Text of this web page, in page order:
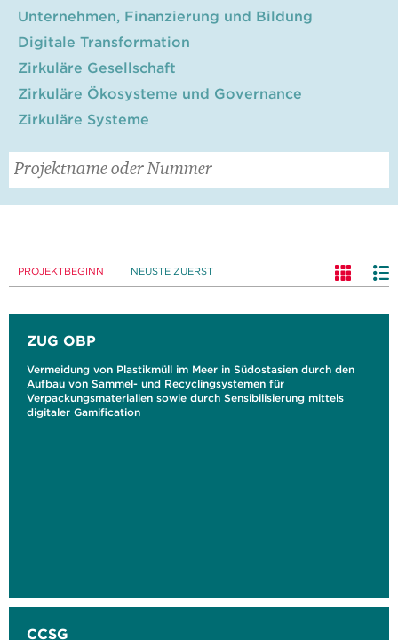
Unternehmen, Finanzierung und Bildung
Digitale Transformation
Zirkuläre Gesellschaft
Zirkuläre Ökosysteme und Governance
Zirkuläre Systeme
PROJEKTBEGINN NEUSTE ZUERST
ZUG OBP
Vermeidung von Plastikmüll im Meer in Südostasien durch den
Aufbau von Sammel- und Recyclingsystemen für
Verpackungsmaterialien sowie durch Sensibilisierung mittels
digitaler Gamification
CCSG